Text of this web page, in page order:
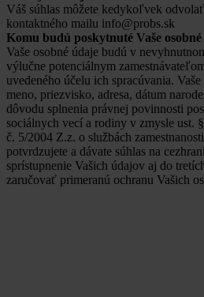
Váš súhlas môžete kedykoľvek
kontaktného mailu info@probs.sk
Komu budú poskytnuté Vaše osobné
Vaše osobné údaje budú v
výlučne potenciálnym
uvedeného účelu ich spracúvania.
meno, priezvisko, adresa, dátum
dôvodu splnenia právnej povinnosti
sociálnych vecí a rodiny v zmysle ust.
č. 5/2004 Z.z. o službách
potvrdzujete a dávate súhlas na
sprístupnenie Vašich údajov aj do
zaručovať primeranú ochranu Vašich